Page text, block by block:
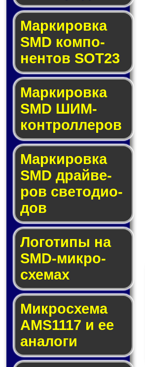
Маркировка
SMD ком­по­
нен­тов SOT23
Маркировка
SMD ШИМ-
кон­трол­ле­ров
Маркировка
SMD драй­ве­
ров све­то­ди­о­
дов
Логотипы на
SMD-мик­ро­
схе­мах
Микросхема
AMS1117 и ее
ана­ло­ги